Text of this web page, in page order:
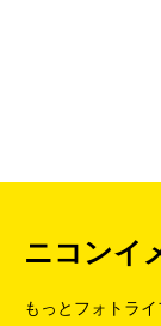
ニコンイ
もっとフォトラ